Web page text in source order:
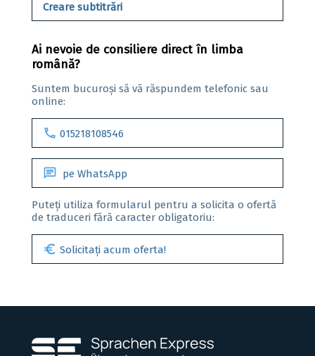
Creare subtitrări
Ai nevoie de consiliere direct în limba
română?
Suntem bucuroși să vă răspundem telefonic sau
online:
call 015218108546
chat pe WhatsApp
Puteți utiliza formularul pentru a solicita o ofertă
de traduceri fără caracter obligatoriu:
euro Solicitați acum oferta!